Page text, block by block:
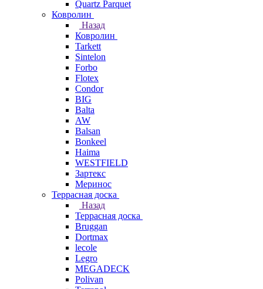
Quartz Parquet
Ковролин
Назад
Ковролин
Tarkett
Sintelon
Forbo
Flotex
Condor
BIG
Balta
AW
Balsan
Bonkeel
Haima
WESTFIELD
Зартекс
Меринос
Террасная доска
Назад
Террасная доска
Bruggan
Dortmax
lecole
Legro
MEGADECK
Polivan